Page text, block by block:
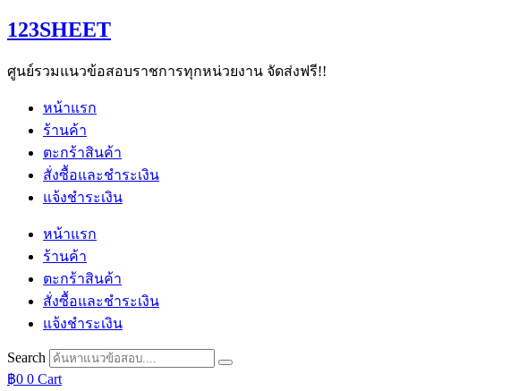
Skip
to
123SHEET
ศูนย์รวมแนวข้อสอบราชการทุกหน่วยงาน จัดส่งฟรี!!
หน้าแรก
ร้านค้า
ตะกร้าสินค้า
สั่งซื้อและชำระเงิน
แจ้งชำระเงิน
หน้าแรก
ร้านค้า
ตะกร้าสินค้า
สั่งซื้อและชำระเงิน
แจ้งชำระเงิน
Search
฿0 0 Cart